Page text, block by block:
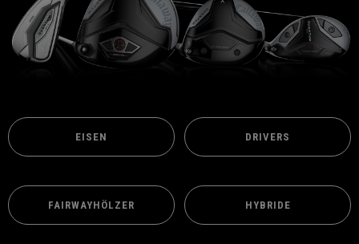
EISEN DRIVERS
FAIRWAYHÖLZER HYBRIDE